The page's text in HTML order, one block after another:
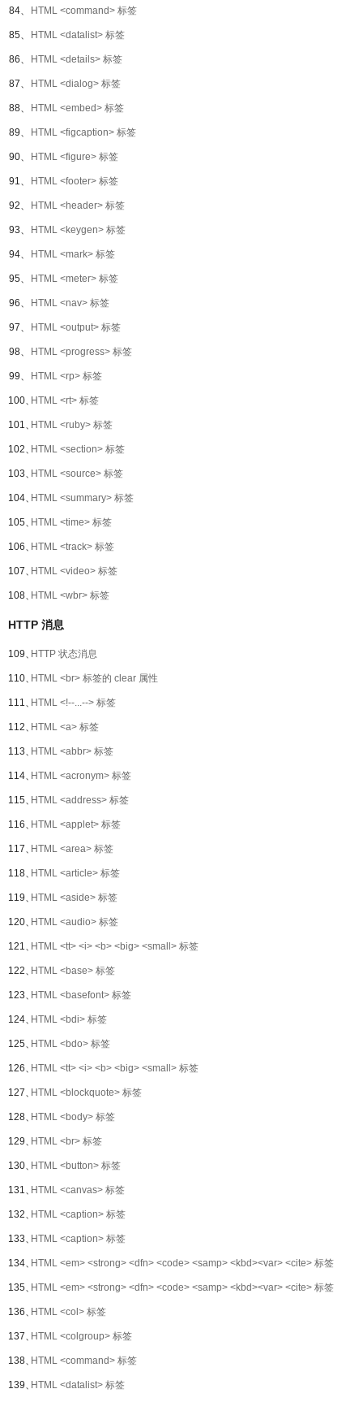
84、 HTML <command> 标签
85、 HTML <datalist> 标签
86、 HTML <details> 标签
87、 HTML <dialog> 标签
88、 HTML <embed> 标签
89、 HTML <figcaption> 标签
90、 HTML <figure> 标签
91、 HTML <footer> 标签
92、 HTML <header> 标签
93、 HTML <keygen> 标签
94、 HTML <mark> 标签
95、 HTML <meter> 标签
96、 HTML <nav> 标签
97、 HTML <output> 标签
98、 HTML <progress> 标签
99、 HTML <rp> 标签
100、HTML <rt> 标签
101、HTML <ruby> 标签
102、HTML <section> 标签
103、HTML <source> 标签
104、HTML <summary> 标签
105、HTML <time> 标签
106、HTML <track> 标签
107、HTML <video> 标签
108、HTML <wbr> 标签
HTTP 消息
109、HTTP 状态消息
110、HTML <br> 标签的 clear 属性
111、HTML <!--...--> 标签
112、HTML <a> 标签
113、HTML <abbr> 标签
114、HTML <acronym> 标签
115、HTML <address> 标签
116、HTML <applet> 标签
117、HTML <area> 标签
118、HTML <article> 标签
119、HTML <aside> 标签
120、HTML <audio> 标签
121、HTML <tt> <i> <b> <big> <small> 标签
122、HTML <base> 标签
123、HTML <basefont> 标签
124、HTML <bdi> 标签
125、HTML <bdo> 标签
126、HTML <tt> <i> <b> <big> <small> 标签
127、HTML <blockquote> 标签
128、HTML <body> 标签
129、HTML <br> 标签
130、HTML <button> 标签
131、HTML <canvas> 标签
132、HTML <caption> 标签
133、HTML <caption> 标签
134、HTML <em> <strong> <dfn> <code> <samp> <kbd><var> <cite> 标签
135、HTML <em> <strong> <dfn> <code> <samp> <kbd><var> <cite> 标签
136、HTML <col> 标签
137、HTML <colgroup> 标签
138、HTML <command> 标签
139、HTML <datalist> 标签